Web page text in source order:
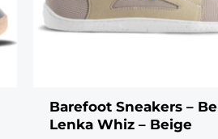
Barefoot Sneakers – Be
Lenka Whiz – Beige